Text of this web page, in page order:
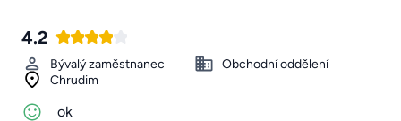
4.2
Bývalý zaměstnanec
Obchodní oddělení
Chrudim
ok